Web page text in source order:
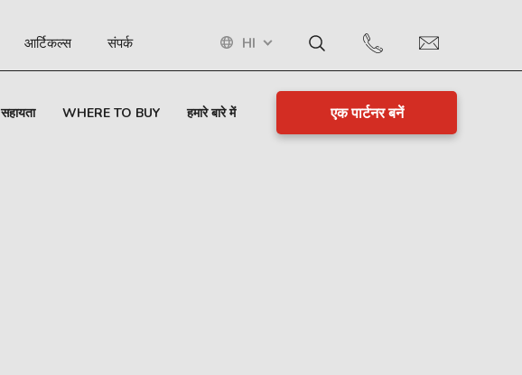
आर्टिकल्स संपर्क HI
सहायता WHERE TO BUY हमारे बारे में एक पार्टनर बनें